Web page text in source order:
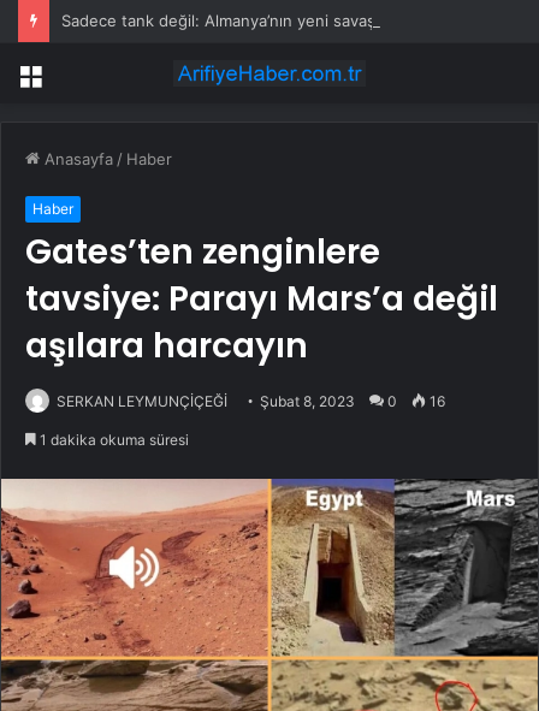
Menü
Anasayfa / Haber
Haber
Gates’ten zenginlere
tavsiye: Parayı Mars’a değil
aşılara harcayın
SERKAN LEYMUNÇİÇEĞİ Şubat 8, 2023 0 16
1 dakika okuma süresi